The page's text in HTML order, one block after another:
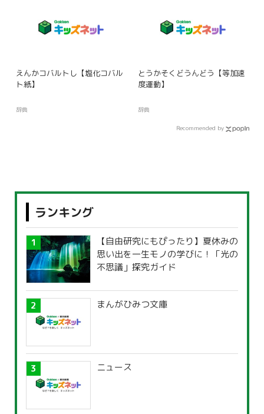
えんかコバルトし【塩化コバル
ト紙】
辞典
とうかそくどうんどう【等加速
度運動】
辞典
Recommended by
ランキング
【自由研究にもぴったり】夏休みの
思い出を一生モノの学びに！「光の
不思議」探究ガイド
まんがひみつ文庫
ニュース